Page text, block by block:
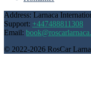
Address: Larnaca
Support: +447488811308
Email:
© 2022-2026 RosCar